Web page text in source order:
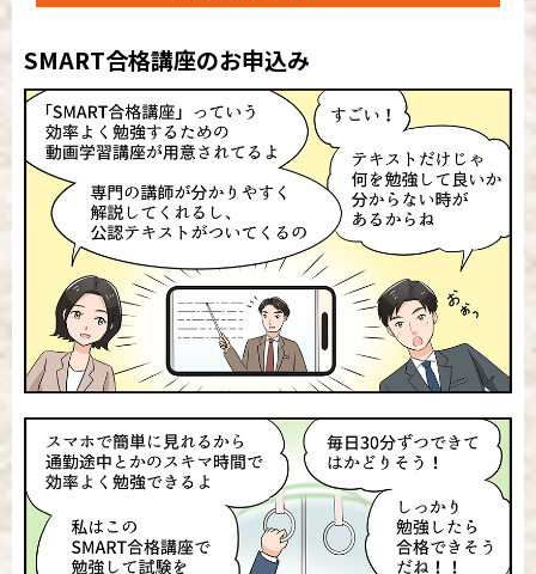
SMART合格講座のお申込み